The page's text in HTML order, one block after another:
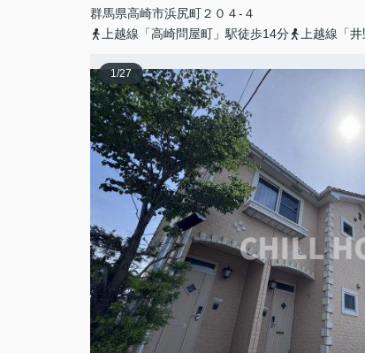
群馬県高崎市浜尻町２０４-４
上越線「高崎問屋町」駅徒歩14分
上越線「
1/27